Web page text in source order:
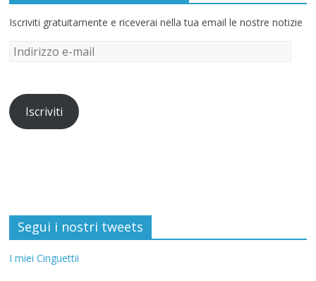
Iscriviti gratuitamente e riceverai nella tua email le nostre notizie
Iscriviti
Segui i nostri tweets
I miei Cinguettii